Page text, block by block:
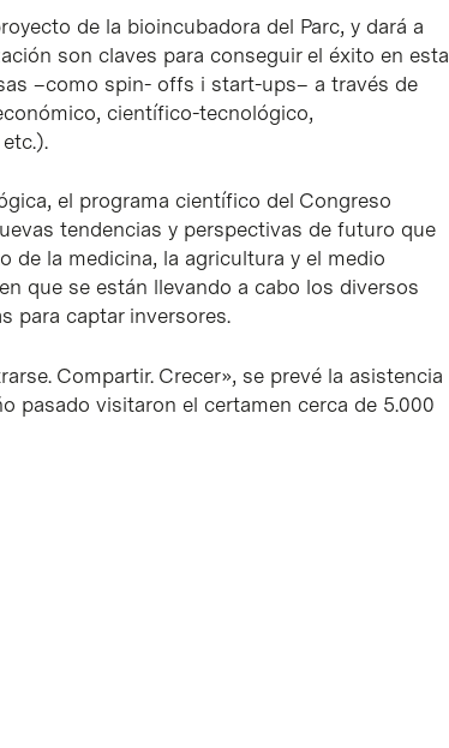
de la bioincubadora del Parc, y dará a
son claves para conseguir el éxito en esta
–como spin- offs i start-ups– a través de
científico-tecnológico,
el programa científico del Congreso
tendencias y perspectivas de futuro que
de la medicina, la agricultura y el medio
que se están llevando a cabo los diversos
para captar inversores.
Compartir. Crecer», se prevé la asistencia
pasado visitaron el certamen cerca de 5.000